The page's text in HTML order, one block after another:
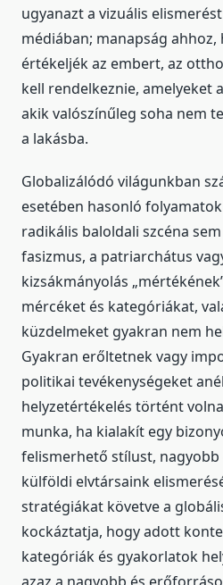
ugyanazt a vizuális
médiában; manapság ahhoz,
értékeljék az embert, az
kell rendelkeznie, amelyeket
akik valószínűleg soha nem
a lakásba.
Globalizálódó világunkban
esetében hasonló
radikális baloldali szcéna
fasizmus, a patriarchátus
kizsákmányolás
mércéket és kategóriákat,
küzdelmeket gyakran nem
Gyakran erőltetnek vagy
politikai tevékenységeket
helyzetértékelés történt
munka, ha kialakít egy
felismerhető stílust, nagyobb
külföldi elvtársaink
stratégiákat követve a
kockáztatja, hogy adott
kategóriák és gyakorlatok